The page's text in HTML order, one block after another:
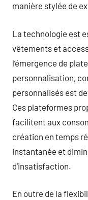
manière stylée de
La technologie est
vêtements et
l’émergence de
personnalisation,
personnalisés est
Ces plateformes
facilitent aux
création en temps
instantanée et
d’insatisfaction.
En outre de la